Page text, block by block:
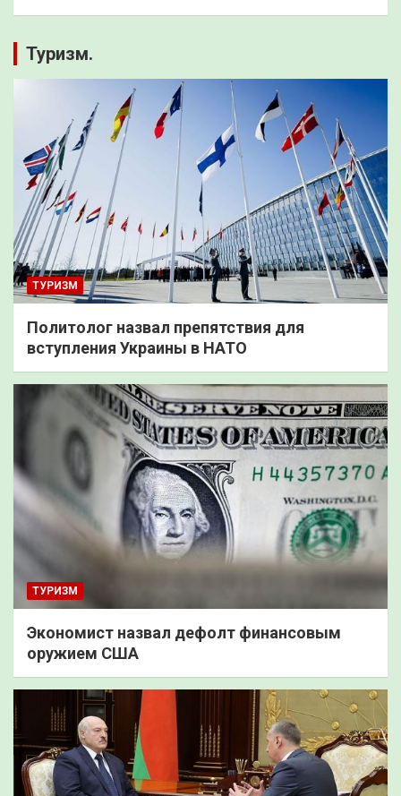
Туризм.
ТУРИЗМ
Политолог назвал препятствия для
вступления Украины в НАТО
ТУРИЗМ
Экономист назвал дефолт финансовым
оружием США